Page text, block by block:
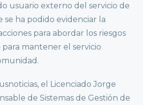
usuario externo del servicio de
se ha podido evidenciar la
para abordar los riesgos
mantener el servicio
el Licenciado Jorge
de Sistemas de Gestión de